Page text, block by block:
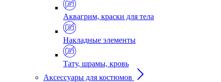
Аквагрим, краски для тела
Накладные элементы
Тату, шрамы, кровь
Аксессуары для костюмов